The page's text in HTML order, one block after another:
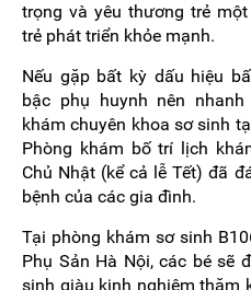
trọng và yêu thương trẻ
trẻ phát triển khỏe mạnh.
Nếu gặp bất kỳ dấu hiệu
bậc phụ huynh nên
khám chuyên khoa sơ sinh
Phòng khám bố trí lịch
Chủ Nhật (kể cả lễ Tết) đã
bệnh của các gia đình.
Tại phòng khám sơ sinh
Phụ Sản Hà Nội, các bé sẽ
sinh giàu kinh nghiệm thăm